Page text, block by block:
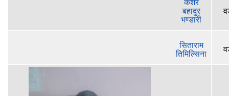
बहादुर
भण्डारी
सिताराम
तिमिल्सिना